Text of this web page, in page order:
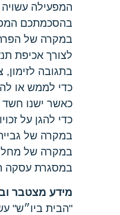
המפעילה
בהסכמתכם
במקרה של הפרת
לצורך אכיפת
בתגובה
כדי לממש או
כאשר ישנו חשד
כדי להגן על
במקרה של
במקרה של
במסגרת עסקה
מידע מצטבר
"הבית ביו״ש"